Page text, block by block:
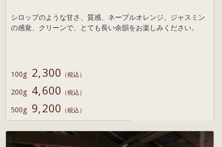
シロップのような甘さ、質感、ネーブルオレンジ、ジャスミン
の感覚、クリーンで、とても長い余韻をお楽しみください。
100g 2,300 （税込）
200g 4,600 （税込）
500g 9,200 （税込）